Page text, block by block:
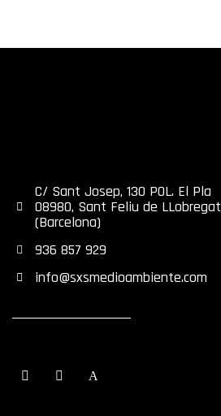
C/ Sant Josep, 130 POL. El Pla
08980, Sant Feliu de LLobregat
(Barcelona)
936 857 929
info@sxsmedioambiente.com